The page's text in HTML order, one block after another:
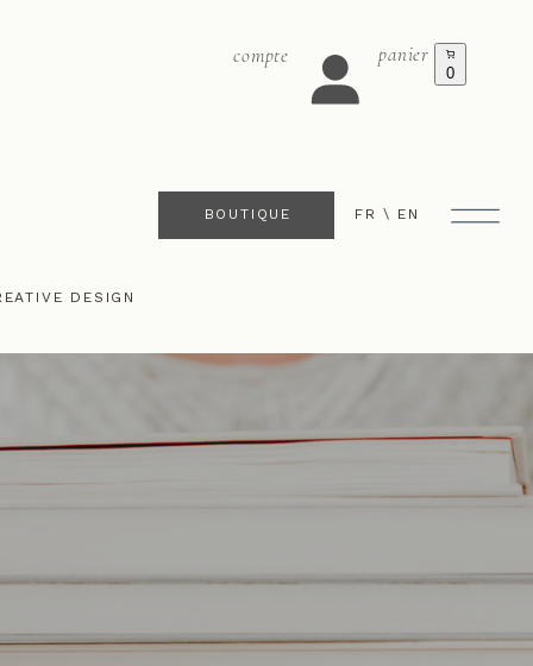
compte panier
0
BOUTIQUE FR \
DESIGN
EN